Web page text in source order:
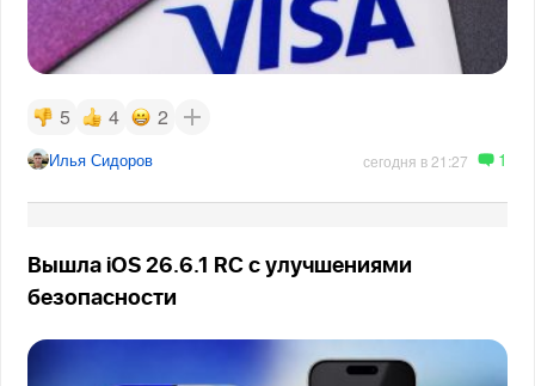
5 4 2
Илья Сидоров сегодня в 21:27 1
Вышла iOS 26.6.1 RC с улучшениями
безопасности